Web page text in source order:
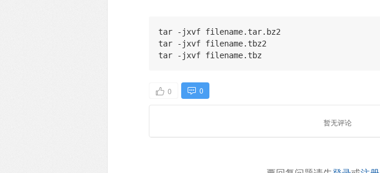
tar -jxvf filename.tar.bz2
tar -jxvf filename.tbz2
tar -jxvf filename.tbz
0 0
暂无评论